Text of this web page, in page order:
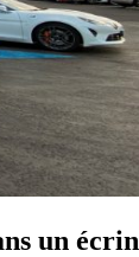
un écrin